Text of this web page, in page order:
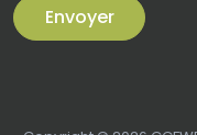
Envoyer